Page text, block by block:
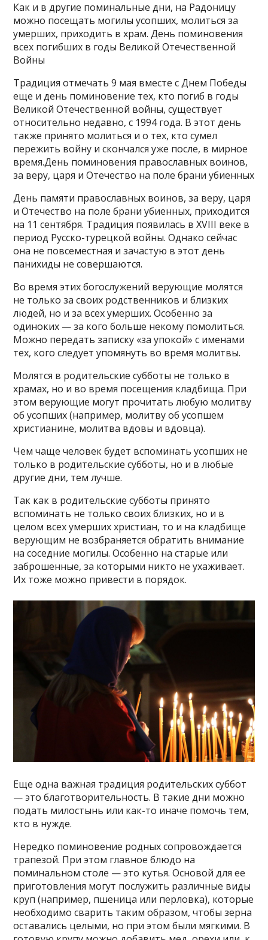
Как и в другие поминальные дни, на Радоницу
можно посещать могилы усопших, молиться за
умерших, приходить в храм. День поминовения
всех погибших в годы Великой Отечественной
Войны
Традиция отмечать 9 мая вместе с Днем Победы
еще и день поминовение тех, кто погиб в годы
Великой Отечественной войны, существует
относительно недавно, с 1994 года. В этот день
также принято молиться и о тех, кто сумел
пережить войну и скончался уже после, в мирное
время.День поминовения православных воинов,
за веру, царя и Отечество на поле брани убиенных
День памяти православных воинов, за веру, царя
и Отечество на поле брани убиенных, приходится
на 11 сентября. Традиция появилась в XVIII веке в
период Русско-турецкой войны. Однако сейчас
она не повсеместная и зачастую в этот день
панихиды не совершаются.
Во время этих богослужений верующие молятся
не только за своих родственников и близких
людей, но и за всех умерших. Особенно за
одиноких — за кого больше некому помолиться.
Можно передать записку «за упокой» с именами
тех, кого следует упомянуть во время молитвы.
Молятся в родительские субботы не только в
храмах, но и во время посещения кладбища. При
этом верующие могут прочитать любую молитву
об усопших (например, молитву об усопшем
христианине, молитва вдовы и вдовца).
Чем чаще человек будет вспоминать усопших не
только в родительские субботы, но и в любые
другие дни, тем лучше.
Так как в родительские субботы принято
вспоминать не только своих близких, но и в
целом всех умерших христиан, то и на кладбище
верующим не возбраняется обратить внимание
на соседние могилы. Особенно на старые или
заброшенные, за которыми никто не ухаживает.
Их тоже можно привести в порядок.
Еще одна важная традиция родительских суббот
— это благотворительность. В такие дни можно
подать милостынь или как-то иначе помочь тем,
кто в нужде.
Нередко поминовение родных сопровождается
трапезой. При этом главное блюдо на
поминальном столе — это кутья. Основой для ее
приготовления могут послужить различные виды
круп (например, пшеница или перловка), которые
необходимо сварить таким образом, чтобы зерна
оставались целыми, но при этом были мягкими. В